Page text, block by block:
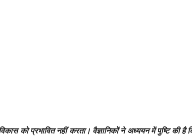
को प्रभावित नहीं करता। वैज्ञानिकों ने अध्ययन में पुष्टि की